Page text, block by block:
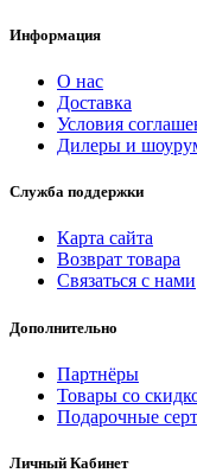
Информация
О нас
Доставка
Условия
Дилеры и
Служба поддержки
Карта сайта
Возврат товара
Связаться с нами
Дополнительно
Партнёры
Товары со
Подарочные
Личный Кабинет